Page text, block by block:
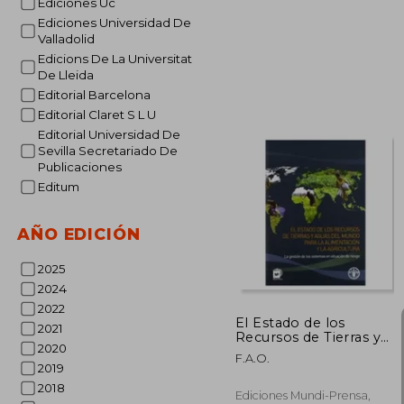
Ediciones Universidad De
Valladolid
Edicions De La Universitat
De Lleida
Editorial Barcelona
Editorial Claret S L U
Editorial Universidad De
Sevilla Secretariado De
Publicaciones
Editum
AÑO EDICIÓN
2025
2024
2022
2021
2020
2019
2018
El Estado de los
Recursos de Tierras y
Aguas del Mundo Para
la Alimentación y la
de los Sistemas en
F.A.O.
Ediciones Mundi-Prensa,